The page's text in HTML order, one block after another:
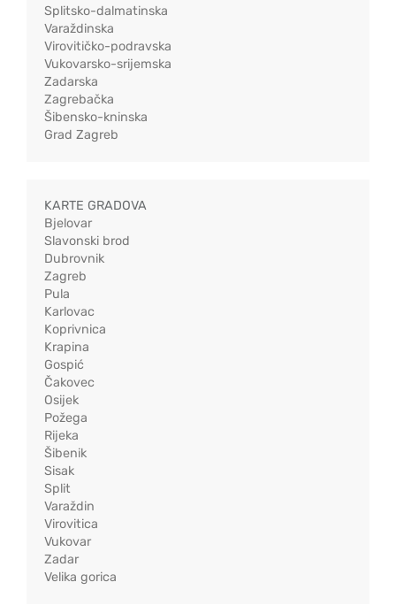
Splitsko-dalmatinska
Varaždinska
Virovitičko-podravska
Vukovarsko-srijemska
Zadarska
Zagrebačka
Šibensko-kninska
Grad Zagreb
KARTE GRADOVA
Bjelovar
Slavonski brod
Dubrovnik
Zagreb
Pula
Karlovac
Koprivnica
Krapina
Gospić
Čakovec
Osijek
Požega
Rijeka
Šibenik
Sisak
Split
Varaždin
Virovitica
Vukovar
Zadar
Velika gorica